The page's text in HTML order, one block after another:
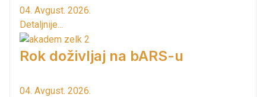
04. Avgust. 2026.
Detaljnije...
Rok doživljaj na bARS-u
04. Avgust. 2026.